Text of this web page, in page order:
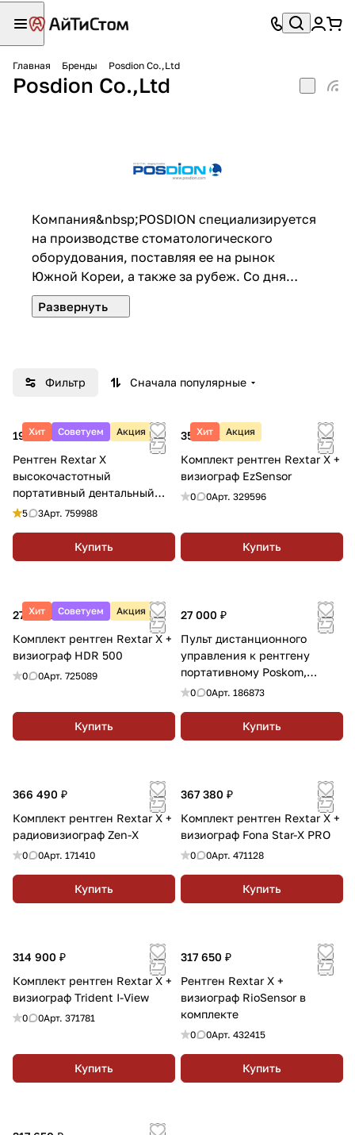
Главная Бренды Posdion Co.,Ltd
Posdion Co.,Ltd
Компания&nbsp;POSDION специализируется
на производстве стоматологического
оборудования, поставляя ее на рынок
Южной Кореи, а также за рубеж. Со дня
основания компании деятельность
ориентирована на разработку и
клиниках.
Фильтр Сначала популярные
Хит Советуем Акция
199 900 ₽
Рентген Rextar X
высокочастотный
портативный дентальный
аппарат
5 3Арт. 759988
Купить
Хит Акция
356 500 ₽
Комплект рентген Rextar X +
визиограф EzSensor
0 0Арт. 329596
Купить
Хит Советуем Акция
275 000 ₽
Комплект рентген Rextar X +
визиограф HDR 500
0 0Арт. 725089
Купить
27 000 ₽
Пульт дистанционного
управления к рентгену
портативному Poskom,
Корея
0 0Арт. 186873
Купить
366 490 ₽
Комплект рентген Rextar X +
радиовизиограф Zen-X
0 0Арт. 171410
Купить
367 380 ₽
Комплект рентген Rextar X +
визиограф Fona Star-X PRO
0 0Арт. 471128
Купить
314 900 ₽
Комплект рентген Rextar X +
визиограф Trident I-View
0 0Арт. 371781
Купить
317 650 ₽
Рентген Rextar X +
визиограф RioSensor в
комплекте
0 0Арт. 432415
Купить